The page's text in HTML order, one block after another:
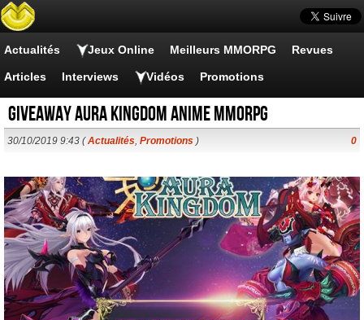
Actualités Jeux Online Meilleurs MMORPG Revues
Articles Interviews Vidéos Promotions
Giveaway Aura Kingdom Anime MMORPG
30/10/2019 9:43 (Actualités, Promotions ) 0